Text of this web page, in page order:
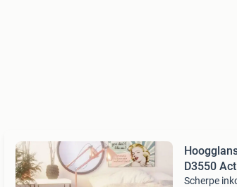
D3550
Scherpe